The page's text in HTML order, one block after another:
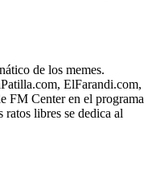
de los memes.
ElFarandi.com,
FM Center en el programa
libres se dedica al